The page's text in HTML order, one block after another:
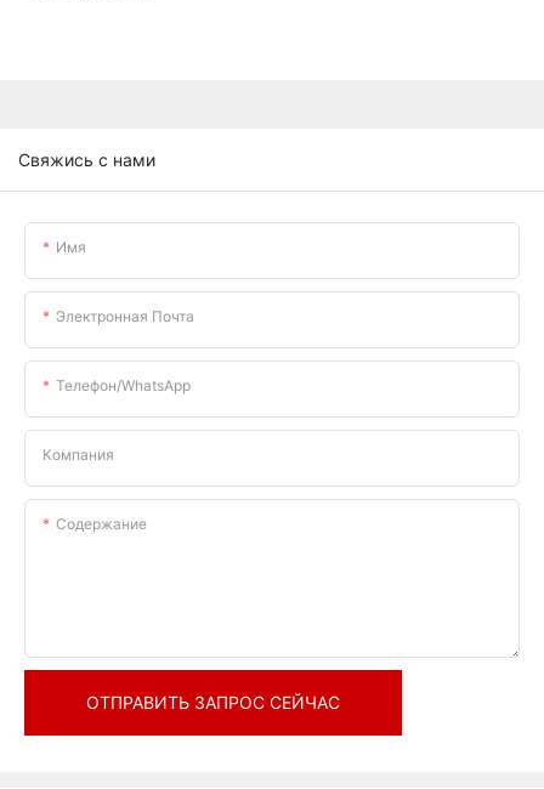
Свяжись с нами
Имя
Электронная Почта
Телефон/WhatsApp
Компания
Содержание
ОТПРАВИТЬ ЗАПРОС СЕЙЧАС